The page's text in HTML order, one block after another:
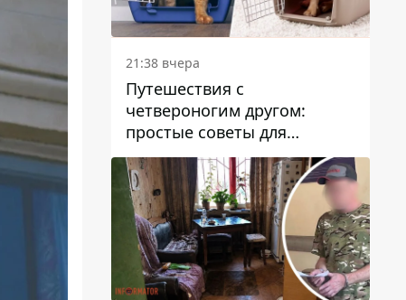
21:38 вчера
Путешествия с
четвероногим другом:
простые советы для
поездок с животными